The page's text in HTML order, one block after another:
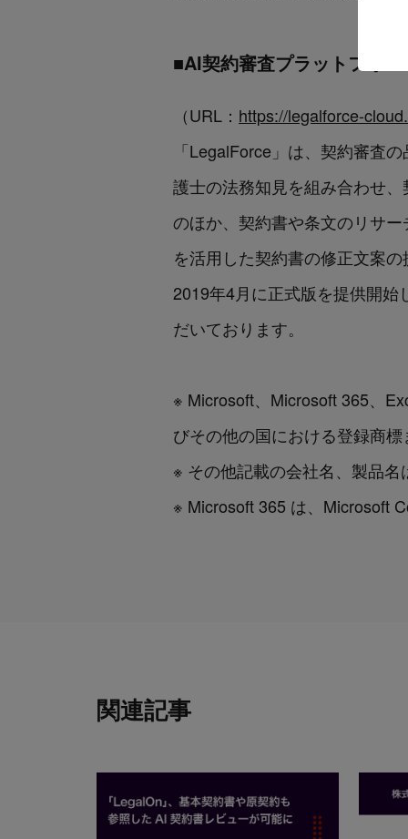
■AI契約審査プラットフォ
（URL： https://legalforce-
「LegalForce」は、契約審査
護士の法務知見を組み合わせ
のほか、契約書や条文のリサ
を活用した契約書の修正文案
2019年4月に正式版を提供開
だいております。
※ Microsoft、Microsoft 365、
びその他の国における登録商
※ その他記載の会社名、製品
※ Microsoft 365 は、Microsoft
関連記事